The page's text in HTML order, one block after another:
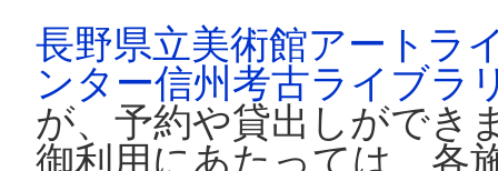
長野県立美術館アートラ
ンター信州考古ライブラ
が、予約や貸出しができ
御利用にあたっては、各